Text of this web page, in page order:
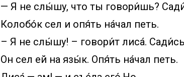
— Я не слы́шу, что ты говори́шь?
Колобо́к сел и опя́ть на́чал петь.
– Я не слы́шу! – говори́т лиса́.
Он сел ей на язы́к. Опя́ть на́чал петь.